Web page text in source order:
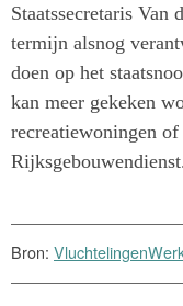
Staatssecretaris Van
termijn alsnog
doen op het
kan meer gekeken
recreatiewoningen
Bron: